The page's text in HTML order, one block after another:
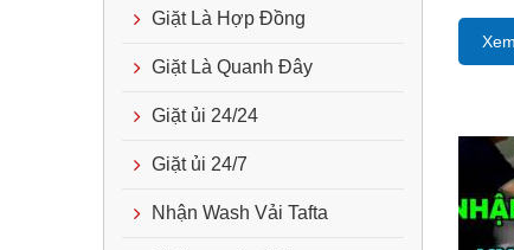
Giặt Là Hợp Đồng
Giặt Là Quanh Đây
Giặt ủi 24/24
Giặt ủi 24/7
Nhận Wash Vải Tafta